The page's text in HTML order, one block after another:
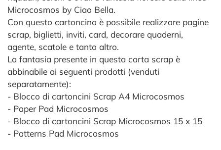
Microcosmos by Ciao Bella.
Con questo cartoncino è possibile realizzare pagine
scrap, biglietti, inviti, card, decorare quaderni,
agente, scatole e tanto altro.
La fantasia presente in questa carta scrap è
abbinabile ai seguenti prodotti (venduti
separatamente):
- Blocco di cartoncini Scrap A4 Microcosmos
- Paper Pad Microcosmos
- Blocco di cartoncini Scrap Microcosmos 15 x 15
- Patterns Pad Microcosmos